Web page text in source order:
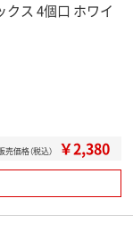
ス 4個口 ホワイ
売価格（税込） ￥2,380